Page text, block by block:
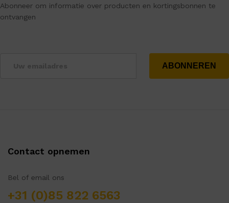
Abonneer om informatie over producten en kortingsbonnen te
ontvangen
Contact opnemen
Bel of email ons
+31 (0)85 822 6563